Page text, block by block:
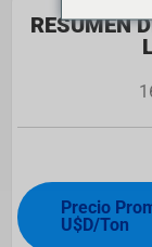
RESUMEN
Precio
U$D/Ton